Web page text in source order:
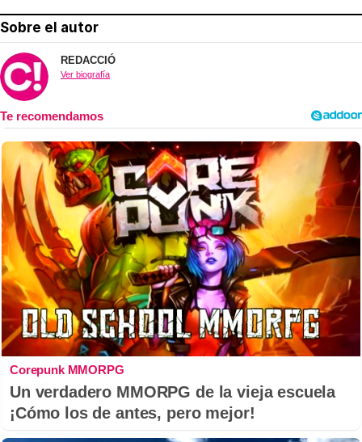
Sobre el autor
REDACCIÓ
Ver biografía
Corepunk MMORPG
Un verdadero MMORPG de la vieja escuela
¡Cómo los de antes, pero mejor!